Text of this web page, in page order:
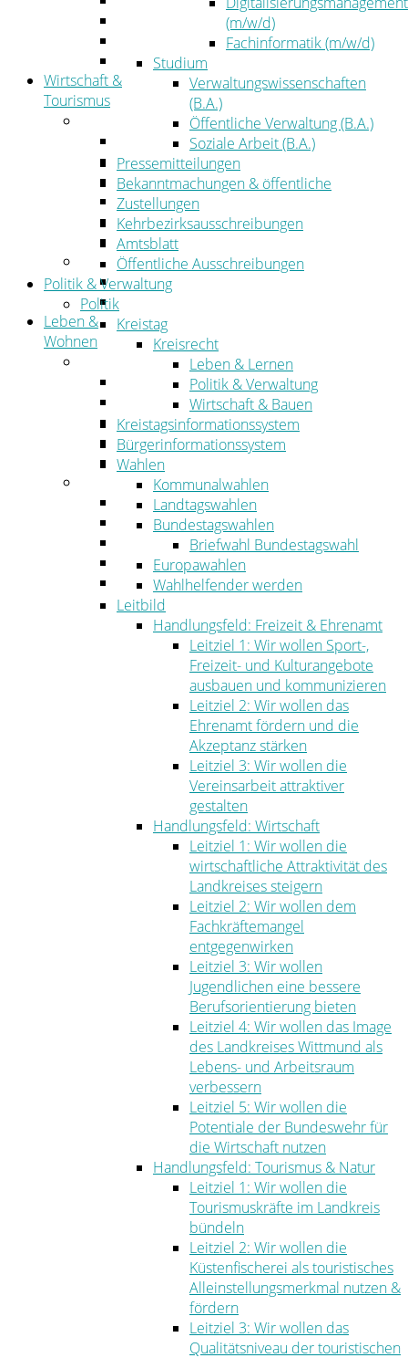
Kommunalaufsicht
Zahlen, Daten, Fakten
Wirtschaft &
Tourismus
Wirtschaftsförderung
Gewerbeflächen und Unternehmen
Arbeitgeberservice
Mobilfunk & Breitband
Straßen- und Radwegebau
Landwirtschaft
Tourismus
Freizeit und Urlaub im Landkreis
Veranstaltungen
Leben &
Wohnen
Migration
Schulen, Bildung, Sport und Kultur
Soziales
Gesundheit
Jugend, Familie und Senioren
Bauen und Planen
Abfall
Umwelt
Ordnung
(m/w/d)
Fachinformatik (m/w/d)
Studium
Verwaltungswissenschaften
(B.A.)
Öffentliche Verwaltung (B.A.)
Soziale Arbeit (B.A.)
Pressemitteilungen
Bekanntmachungen & öffentliche
Zustellungen
Kehrbezirksausschreibungen
Amtsblatt
Öffentliche Ausschreibungen
Politik & Verwaltung
Politik
Kreistag
Kreisrecht
Leben & Lernen
Politik & Verwaltung
Wirtschaft & Bauen
Kreistagsinformationssystem
Bürgerinformationssystem
Wahlen
Kommunalwahlen
Landtagswahlen
Bundestagswahlen
Briefwahl Bundestagswahl
Europawahlen
Wahlhelfender werden
Leitbild
Handlungsfeld: Freizeit & Ehrenamt
Leitziel 1: Wir wollen Sport-,
Freizeit- und Kulturangebote
ausbauen und kommunizieren
Leitziel 2: Wir wollen das
Ehrenamt fördern und die
Akzeptanz stärken
Leitziel 3: Wir wollen die
Vereinsarbeit attraktiver
gestalten
Handlungsfeld: Wirtschaft
Leitziel 1: Wir wollen die
wirtschaftliche Attraktivität des
Landkreises steigern
Leitziel 2: Wir wollen dem
Fachkräftemangel
entgegenwirken
Leitziel 3: Wir wollen
Jugendlichen eine bessere
Berufsorientierung bieten
Leitziel 4: Wir wollen das Image
des Landkreises Wittmund als
Lebens- und Arbeitsraum
verbessern
Leitziel 5: Wir wollen die
Potentiale der Bundeswehr für
die Wirtschaft nutzen
Handlungsfeld: Tourismus & Natur
Leitziel 1: Wir wollen die
Tourismuskräfte im Landkreis
bündeln
Leitziel 2: Wir wollen die
Küstenfischerei als touristisches
Alleinstellungsmerkmal nutzen &
fördern
Leitziel 3: Wir wollen das
Qualitätsniveau der touristischen